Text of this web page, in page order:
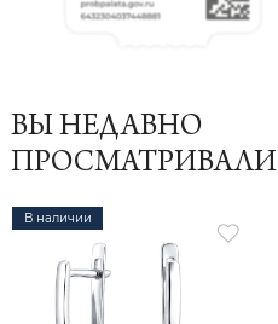
ВЫ НЕДАВНО
ПРОСМАТРИВАЛИ
В наличии